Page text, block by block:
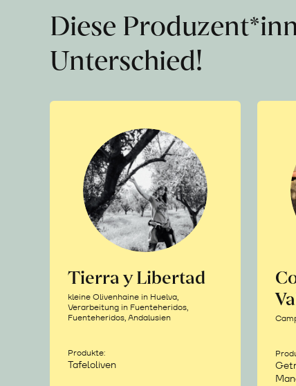
Diese
Unterschied!
Tierra y Libertad
kleine Olivenhaine in Huelva,
Verarbeitung in Fuenteheridos,
Fuenteheridos, Andalusien
Produkte:
Tafeloliven